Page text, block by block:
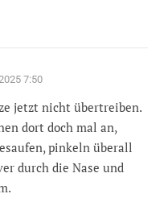
7:50
jetzt nicht übertreiben.
dort doch mal an,
pinkeln überall
durch die Nase und